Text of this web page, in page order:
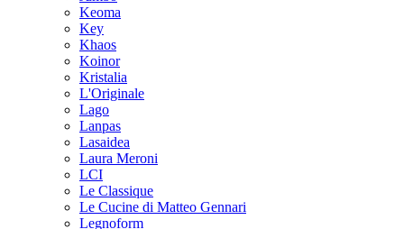
Keoma
Key
Khaos
Koinor
Kristalia
L'Originale
Lago
Lanpas
Lasaidea
Laura Meroni
LCI
Le Classique
Le Cucine di Matteo Gennari
Legnoform